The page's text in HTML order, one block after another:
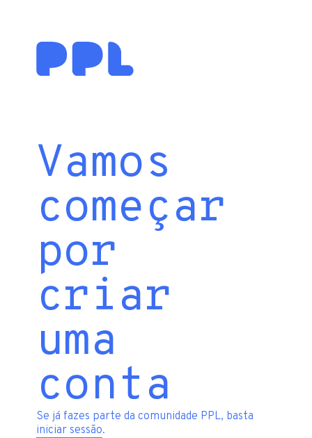
Vamos
começar
por
criar
uma
conta
Se já fazes parte da comunidade PPL, basta
iniciar sessão.